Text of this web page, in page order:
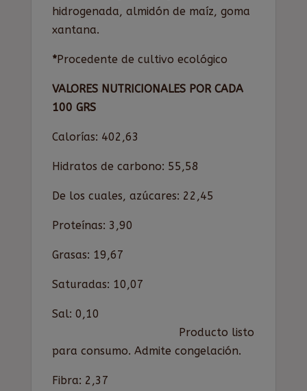
hidrogenada, almidón de maíz, goma
xantana.
*Procedente de cultivo ecológico
VALORES NUTRICIONALES POR CADA
100 GRS
Calorías: 402,63
Hidratos de carbono: 55,58
De los cuales, azúcares: 22,45
Proteínas: 3,90
Grasas: 19,67
Saturadas: 10,07
Sal: 0,10
Producto listo
para consumo. Admite congelación.
Fibra: 2,37